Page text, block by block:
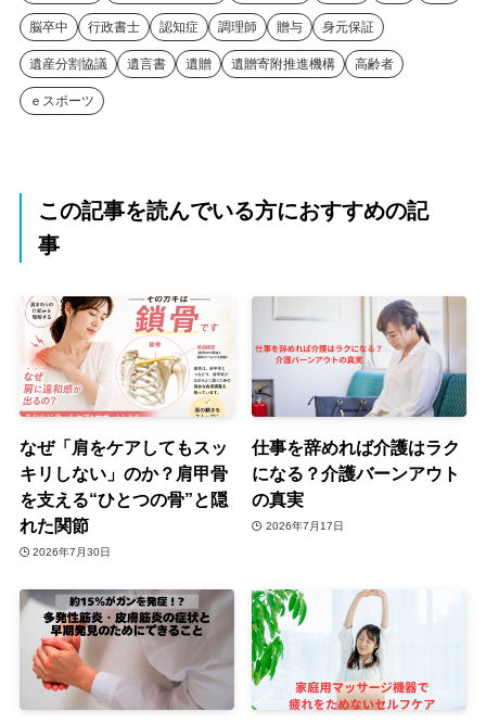
脳卒中 行政書士 認知症 調理師 贈与 身元保証
遺産分割協議 遺言書 遺贈 遺贈寄附推進機構 高齢者
ｅスポーツ
この記事を読んでいる方におすすめの記
事
なぜ「肩をケアしてもスッ
キリしない」のか？肩甲骨
を支える“ひとつの骨”と隠
れた関節
2026年7月30日
仕事を辞めれば介護はラク
になる？介護バーンアウト
の真実
2026年7月17日